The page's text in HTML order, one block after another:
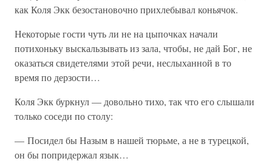
как Коля Экк безостановочно прихлебывал коньячок.
Некоторые гости чуть ли не на цыпочках начали
потихоньку выскальзывать из зала, чтобы, не дай Бог, не
оказаться свидетелями этой речи, неслыханной в то
время по дерзости…
Коля Экк буркнул — довольно тихо, так что его слышали
только соседи по столу:
— Посидел бы Назым в нашей тюрьме, а не в турецкой,
он бы попридержал язык…